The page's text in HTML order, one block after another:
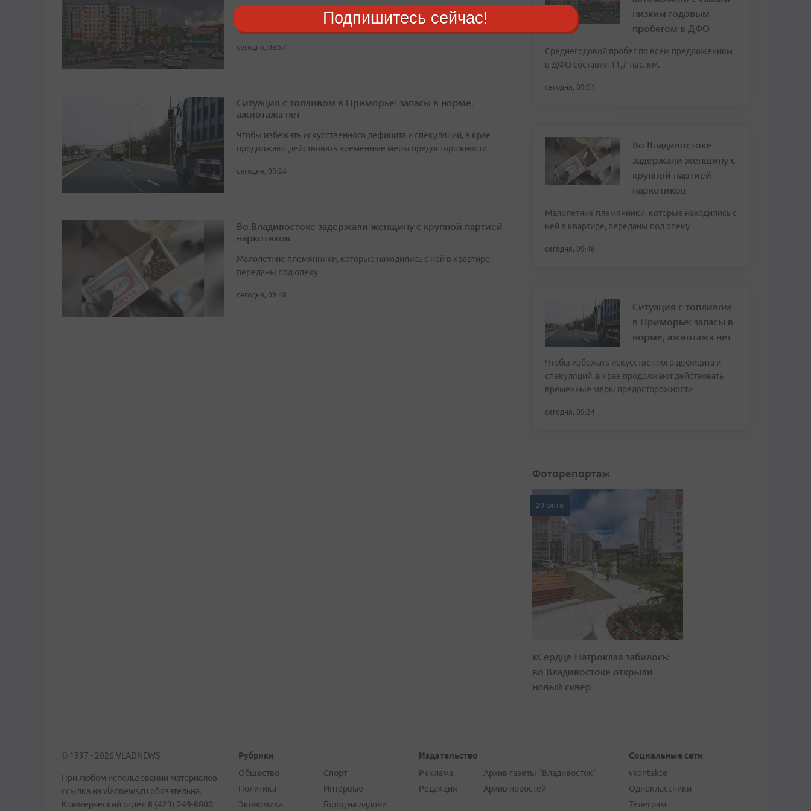
В Шкотовском округе восстановлено прямое сообщение с
сегодня, 08:57
Ситуация с топливом в Приморье: запасы в норме,
ажиотажа нет
Чтобы избежать искусственного дефицита и спекуляций, в крае
продолжают действовать временные меры предосторожности
сегодня, 09:24
Во Владивостоке задержали женщину с крупной партией
наркотиков
Малолетние племянники, которые находились с ней в квартире,
переданы под опеку
сегодня, 09:48
низким годовым
пробегом в ДФО
Среднегодовой пробег по всем предложениям
в ДФО составил 11,7 тыс. км.
сегодня, 09:51
Во Владивостоке
задержали женщину с
крупной партией
наркотиков
Малолетние племянники, которые находились с
ней в квартире, переданы под опеку
сегодня, 09:48
Ситуация с топливом
в Приморье: запасы в
норме, ажиотажа нет
Чтобы избежать искусственного дефицита и
спекуляций, в крае продолжают действовать
временные меры предосторожности
сегодня, 09:24
Фоторепортаж
20 фото
«Сердце Патрокла» забилось:
во Владивостоке открыли
новый сквер
© 1997 - 2026 VLADNEWS
При любом использовании материалов
ссылка на vladnews.ru обязательна.
Коммерческий отдел 8 (423) 249-8800
Рубрики
Общество
Политика
Экономика
Спорт
Интервью
Город на ладони
Издательство
Реклама
Редакция
Архив газеты "Владивосток"
Архив новостей
Социальные сети
vkontakte
Одноклассники
Телеграм
Подпишитесь сейчас!